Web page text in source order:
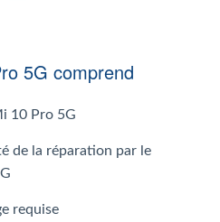
5G comprend
10 Pro 5G
de la réparation par le
requise